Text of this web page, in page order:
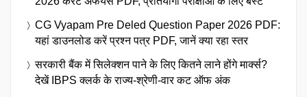
CG Vyapam Pre Deled Question Paper 2026 PDF:
यहां डाउनलोड करें प्रश्न पत्र PDF, जानें क्या रहा स्तर
सरकारी बैंक में सिलेक्शन पाने के लिए कितने लाने होंगे मार्क्स?
देखें IBPS क्लर्क के राज्य-श्रेणी-वार कट ऑफ अंक